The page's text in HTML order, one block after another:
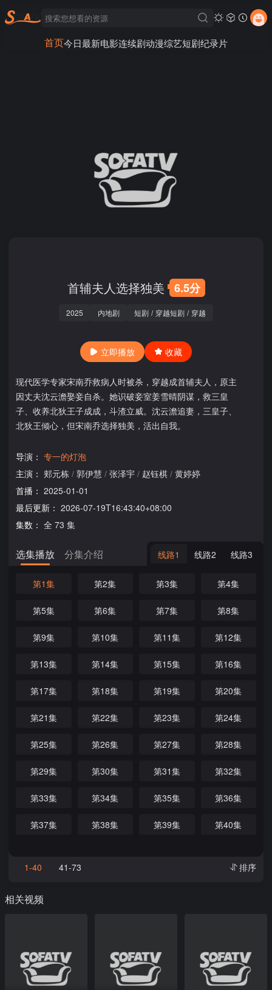
首页今日最新电影连续剧动漫综艺短剧纪录片
首辅夫人选择独美 6.5分
2025 内地剧 短剧 / 穿越短剧 / 穿越
立即播放 收藏
现代医学专家宋南乔救病人时被杀，穿越成首辅夫人，原主
因丈夫沈云澹娶妾自杀。她识破妾室姜雪晴阴谋，救三皇
子、收养北狄王子成成，斗渣立威。沈云澹追妻，三皇子、
北狄王倾心，但宋南乔选择独美，活出自我。
导演： 专一的灯泡
主演： 郏元栋 / 郭伊慧 / 张泽宇 / 赵钰棋 / 黄婷婷
首播： 2025-01-01
最后更新： 2026-07-19T16:43:40+08:00
集数： 全 73 集
选集播放 分集介绍 线路1 线路2 线路3
第1集 第2集 第3集 第4集
第5集 第6集 第7集 第8集
第9集 第10集 第11集 第12集
第13集 第14集 第15集 第16集
第17集 第18集 第19集 第20集
第21集 第22集 第23集 第24集
第25集 第26集 第27集 第28集
第29集 第30集 第31集 第32集
第33集 第34集 第35集 第36集
第37集 第38集 第39集 第40集
1-40 41-73 排序
相关视频